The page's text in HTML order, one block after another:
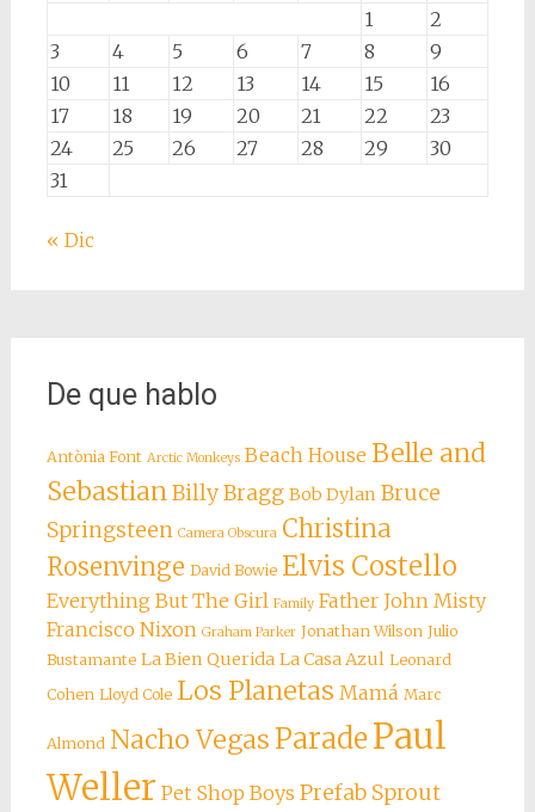
1
2
3
4 5 6 7 8
9
10
11 12 13 14 15
16
17
18 19 20 21 22
23
24
25 26 27 28 29
30
31
« Dic
De que hablo
Antònia Font Arctic Monkeys Beach House Belle and
SebastianBilly Bragg Bob Dylan Bruce
Springsteen Camera Obscura Christina
Rosenvinge David Bowie Elvis Costello
Everything But The Girl Family Father John Misty
Francisco Nixon Graham Parker Jonathan Wilson Julio
Bustamante La Bien Querida La Casa Azul Leonard
Cohen Lloyd Cole Los Planetas Mamá Marc
Almond Nacho Vegas ParadePaul
Weller Pet Shop Boys Prefab Sprout